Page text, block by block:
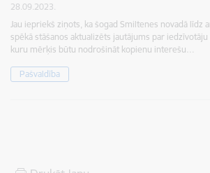
28.09.2023.
Jau iepriekš ziņots, ka šogad Smiltenes novadā līdz
spēkā stāšanos aktualizēts jautājums par iedzīvotāju
kuru mērķis būtu nodrošināt kopienu interešu…
Pašvaldība